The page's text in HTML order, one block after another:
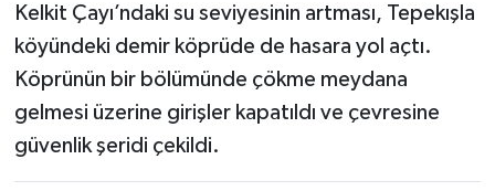
Kelkit Çayı’ndaki su seviyesinin artması, Tepekışla
köyündeki demir köprüde de hasara yol açtı.
Köprünün bir bölümünde çökme meydana
gelmesi üzerine girişler kapatıldı ve çevresine
güvenlik şeridi çekildi.